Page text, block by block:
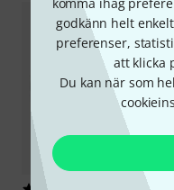
godkänn helt
preferenser,
att klicka
Du kan när som